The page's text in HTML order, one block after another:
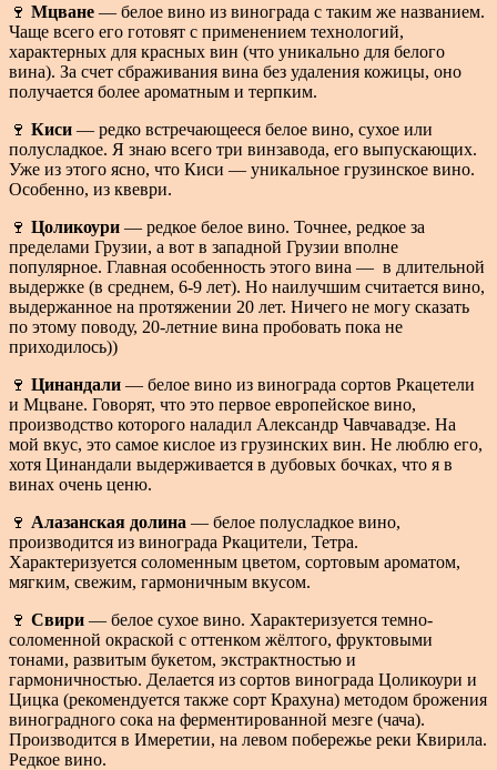
🍷 Мцване — белое вино из винограда с таким же названием.
Чаще всего его готовят с применением технологий,
характерных для красных вин (что уникально для белого
вина). За счет сбраживания вина без удаления кожицы, оно
получается более ароматным и терпким.
🍷 Киси — редко встречающееся белое вино, сухое или
полусладкое. Я знаю всего три винзавода, его выпускающих.
Уже из этого ясно, что Киси — уникальное грузинское вино.
Особенно, из квеври.
🍷 Цоликоури — редкое белое вино. Точнее, редкое за
пределами Грузии, а вот в западной Грузии вполне
популярное. Главная особенность этого вина — в длительной
выдержке (в среднем, 6-9 лет). Но наилучшим считается вино,
выдержанное на протяжении 20 лет. Ничего не могу сказать
по этому поводу, 20-летние вина пробовать пока не
приходилось))
🍷 Цинандали — белое вино из винограда сортов Ркацетели
и Мцване. Говорят, что это первое европейское вино,
производство которого наладил Александр Чавчавадзе. На
мой вкус, это самое кислое из грузинских вин. Не люблю его,
хотя Цинандали выдерживается в дубовых бочках, что я в
винах очень ценю.
🍷 Алазанская долина — белое полусладкое вино,
производится из винограда Ркацители, Тетра.
Характеризуется соломенным цветом, сортовым ароматом,
мягким, свежим, гармоничным вкусом.
🍷 Свири — белое сухое вино. Характеризуется темно-
соломенной окраской с оттенком жёлтого, фруктовыми
тонами, развитым букетом, экстрактностью и
гармоничностью. Делается из сортов винограда Цоликоури и
Цицка (рекомендуется также сорт Крахуна) методом брожения
виноградного сока на ферментированной мезге (чача).
Производится в Имеретии, на левом побережье реки Квирила.
Редкое вино.